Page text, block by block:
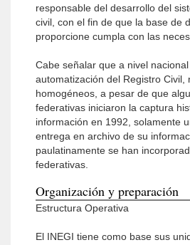
responsable del desarrollo del
civil, con el fin de que la base de
proporcione cumpla con las
Cabe señalar que a nivel
automatización del Registro Civil,
homogéneos, a pesar de que
federativas iniciaron la captura
información en 1992, solamente
entrega en archivo de su
paulatinamente se han
federativas.
Organización y preparación
Estructura Operativa
El INEGI tiene como base sus